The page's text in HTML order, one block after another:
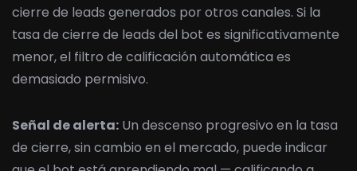
cierre de leads generados por otros canales. Si la
tasa de cierre de leads del bot es significativamente
menor, el filtro de calificación automática es
demasiado permisivo.
Señal de alerta: Un descenso progresivo en la tasa
de cierre, sin cambio en el mercado, puede indicar